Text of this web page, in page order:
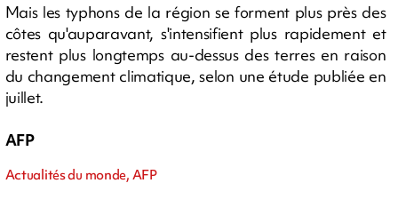
Mais les typhons de la région se forment plus près des
côtes qu'auparavant, s'intensifient plus rapidement et
restent plus longtemps au-dessus des terres en raison
du changement climatique, selon une étude publiée en
juillet.
AFP
Actualités du monde, AFP